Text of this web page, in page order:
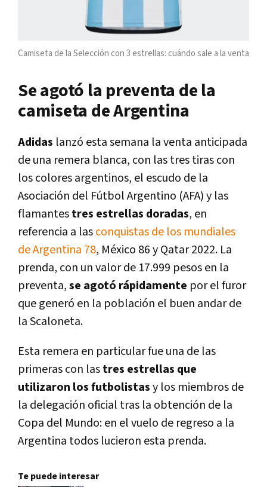
Camiseta de la Selección con 3 estrellas: cuándo sale a la venta
Se agotó la preventa de la
camiseta de Argentina
Adidas lanzó esta semana la venta anticipada
de una remera blanca, con las tres tiras con
los colores argentinos, el escudo de la
Asociación del Fútbol Argentino (AFA) y las
flamantestres estrellas doradas, en
referencia a lasconquistas de los mundiales
de Argentina 78, México 86 y Qatar 2022. La
prenda, con un valor de 17.999 pesos en la
preventa,se agotó rápidamente por el furor
que generó en la población el buen andar de
la Scaloneta.
Esta remera en particular fue una de las
primeras con lastres estrellas que
utilizaron los futbolistasy los miembros de
la delegación oficial tras la obtención de la
Copa del Mundo: en el vuelo de regreso a la
Argentina todos lucieron esta prenda.
Te puede interesar